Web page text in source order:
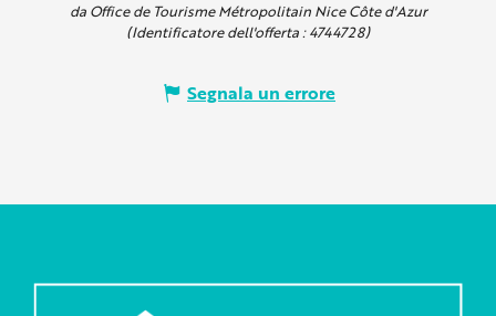
da Office de Tourisme Métropolitain Nice Côte d'Azur
(Identificatore dell'offerta :4744728)
Segnala un errore